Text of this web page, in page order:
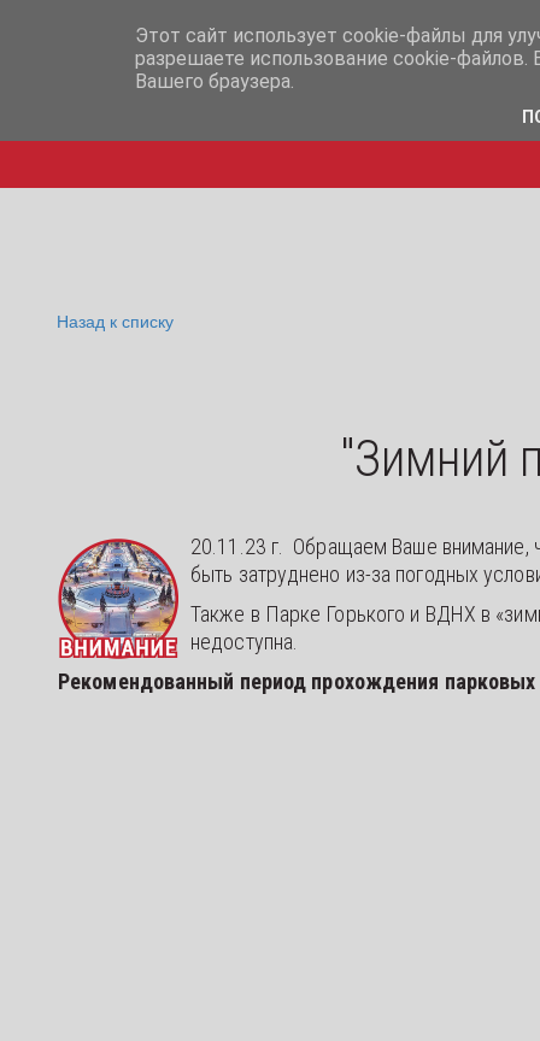
info@iq365.ru +7-
Назад к списку
"Зимний
20.11.23 г. Обращаем Ваше внимание,
быть затруднено из-за погодных
Также в Парке Горького и ВДНХ в
недоступна.
Рекомендованный период прохождения парковых
Этот сайт использует cookie-файлы для
разрешаете использование cookie-
Вашего браузера.